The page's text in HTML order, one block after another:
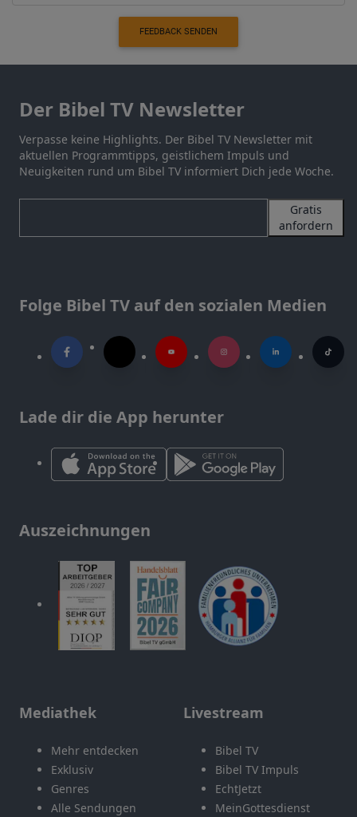
FEEDBACK SENDEN
Der Bibel TV Newsletter
Verpasse keine Highlights. Der Bibel TV Newsletter mit
aktuellen Programmtipps, geistlichem Impuls und
Neuigkeiten rund um Bibel TV informiert Dich jede Woche.
Gratis
anfordern
Folge Bibel TV auf den sozialen Medien
Lade dir die App herunter
Auszeichnungen
Mediathek
Mehr entdecken
Exklusiv
Genres
Alle Sendungen
Livestream
Bibel TV
Bibel TV Impuls
EchtJetzt
MeinGottesdienst